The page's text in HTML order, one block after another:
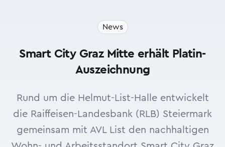
News
Smart City Graz Mitte erhält Platin-
Auszeichnung
Rund um die Helmut-List-Halle entwickelt
die Raiffeisen-Landesbank (RLB) Steiermark
gemeinsam mit AVL List den nachhaltigen